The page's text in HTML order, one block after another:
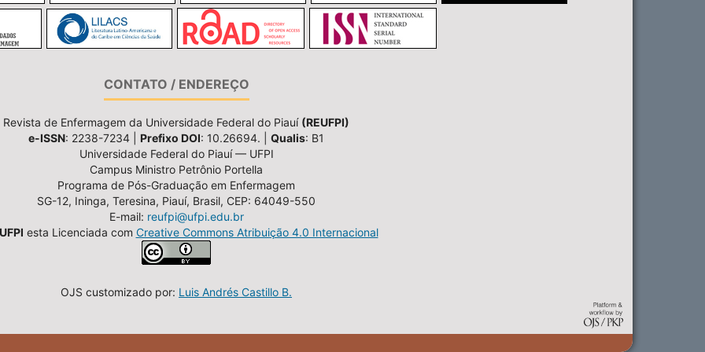
CONTATO / ENDEREÇO
Revista de Enfermagem da Universidade Federal do Piauí (REUFPI)
e-ISSN: 2238-7234 | Prefixo DOI: 10.26694. | Qualis: B1
Universidade Federal do Piauí — UFPI
Campus Ministro Petrônio Portella
Programa de Pós-Graduação em Enfermagem
SG-12, Ininga, Teresina, Piauí, Brasil, CEP: 64049-550
E-mail: reufpi@ufpi.edu.br
esta Licenciada com Creative Commons Atribuição 4.0 Internacional
OJS customizado por: Luis Andrés Castillo B.